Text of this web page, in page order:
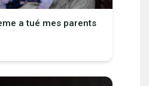
a tué mes parents